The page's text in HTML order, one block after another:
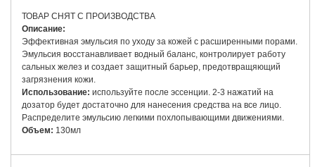
ТОВАР СНЯТ С ПРОИЗВОДСТВА
Описание:
Эффективная эмульсия по уходу за кожей с расширенными порами.
Эмульсия восстанавливает водный баланс, контролирует работу
сальных желез и создает защитный барьер, предотвращяющий
загрязнения кожи.
Использование: используйте после эссенции. 2-3 нажатий на
дозатор будет достаточно для нанесения средства на все лицо.
Распределите эмульсию легкими похлопывающими движениями.
Объем: 130мл